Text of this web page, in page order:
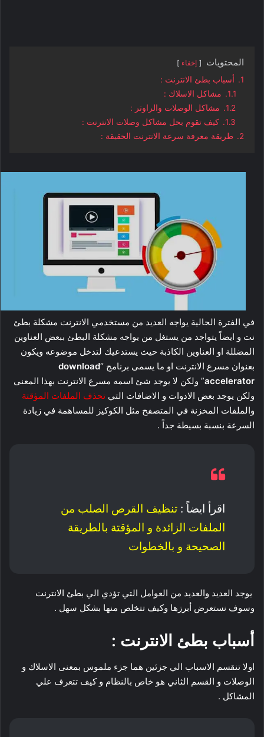
المحتويات إخفاء
1.
أسباب بطئ الانترنت :
1.1.
مشاكل الاسلاك :
1.2.
مشاكل الوصلات والراوتر :
1.3.
كيف تقوم بحل مشاكل وصلات الانترنت :
2.
طريقة معرفة سرعة الانترنت الحقيقة :
في الفترة الحالية يواجه العديد من مستخدمي الانترنت مشكلة بطئ
نت و ايضاً يتواجد من يستغل من يواجه مشكلة البطئ ببعض العناوين
المضللة او العناوين الكاذبة حيث يستدعيك لتدخل موضوعه ويكون
بعنوان مسرع الانترنت او ما يسمى برنامج “download
accelerator” ولكن لا يوجد شئ اسمه مسرع الانترنت بهذا المعنى
ولكن يوجد بعض الادوات و الاضافات التي تحذف الملفات المؤقتة
والملفات المخزنة في المتصفح مثل الكوكيز للمساهمة في زيادة
السرعة بنسبة بسيطة جداً .
اقرأ ايضاً : تنظيف القرص الصلب من
الملفات الزائدة و المؤقتة بالطريقة
الصحيحة و بالخطوات
يوجد العديد والعديد من العوامل التي تؤدي الي بطئ الانترنت
وسوف نستعرض أبرزها وكيف تتخلص منها بشكل سهل .
أسباب بطئ الانترنت :
اولا تنقسم الاسباب الي جزئين هما جزء ملموس بمعنى الاسلاك و
الوصلات و القسم الثاني هو خاص بالنظام و كيف تتعرف علي
المشاكل .